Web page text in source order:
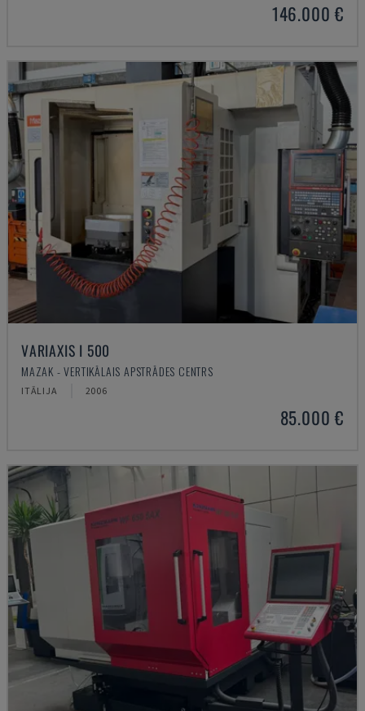
146.000 €
VARIAXIS I 500
MAZAK - VERTIKĀLAIS APSTRĀDES CENTRS
ITĀLIJA 2006
85.000 €